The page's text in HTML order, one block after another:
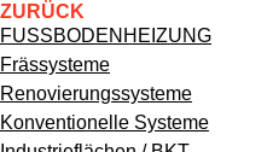
ZURÜCK
FUSSBODENHEIZUNG
Frässysteme
Renovierungssysteme
Konventionelle Systeme